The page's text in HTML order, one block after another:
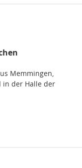
Memmingen,
in der Halle der